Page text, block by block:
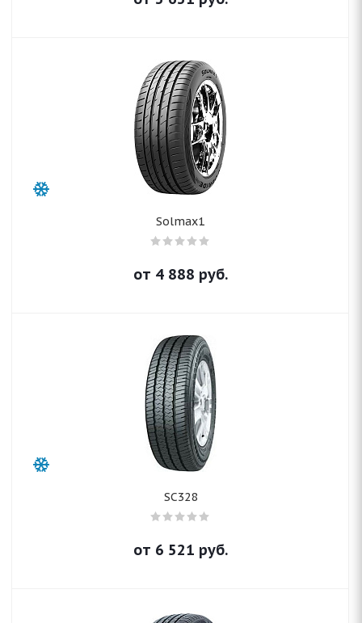
Solmax1
от 4 888 руб.
SC328
от 6 521 руб.